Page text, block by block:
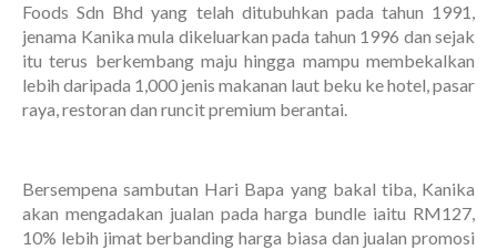
Foods Sdn Bhd yang telah ditubuhkan pada tahun 1991,
jenama Kanika mula dikeluarkan pada tahun 1996 dan sejak
itu terus berkembang maju hingga mampu membekalkan
lebih daripada 1,000 jenis makanan laut beku ke hotel, pasar
raya, restoran dan runcit premium berantai.
Bersempena sambutan Hari Bapa yang bakal tiba, Kanika
akan mengadakan jualan pada harga bundle iaitu RM127,
10% lebih jimat berbanding harga biasa dan jualan promosi